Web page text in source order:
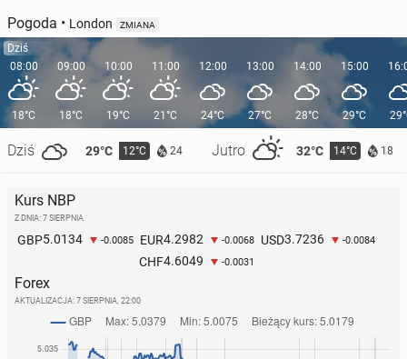
Pogoda • London ZMIANA
Dziś
08:00
18°C
Dziś 29°C 12°C 24 Jutro 32°C 14°C 18
09:00
18°C
10:00
19°C
11:00
21°C
12:00
24°C
13:00
27°C
14:00
28°C
15:00
29°C
Kurs NBP
Z DNIA: 7 SIERPNIA
GBP5.0134 -0.0085 EUR4.2982 -0.0068 USD3.7236 -0.0084
CHF4.6049 -0.0031
Forex
AKTUALIZACJA: 7 SIERPNIA, 22:00